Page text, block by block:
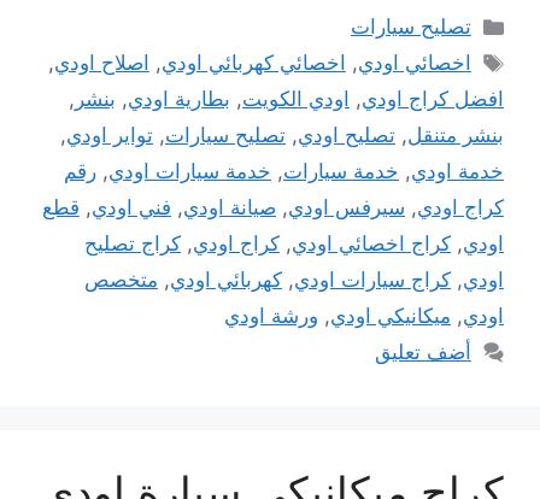
التصنيفات
تصليح سيارات
الوسوم
اخصائي اودي, اخصائي كهربائي اودي, اصلاح اودي,
افضل كراج اودي, اودي الكويت, بطارية اودي, بنشر ,
بنشر متنقل, تصليح اودي, تصليح سيارات, تواير اودي,
خدمة اودي, خدمة سيارات, خدمة سيارات اودي, رقم
كراج اودي, سيرفس اودي, صيانة اودي, فني اودي, قطع
اودي, كراج اخصائي اودي, كراج اودي, كراج تصليح
اودي, كراج سيارات اودي, كهربائي اودي, متخصص
اودي, ميكانيكي اودي, ورشة اودي
أضف تعليق